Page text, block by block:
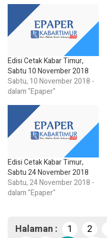
Edisi Cetak Kabar Timur,
Sabtu 10 November 2018
Sabtu, 10 November 2018 -
dalam "Epaper"
Edisi Cetak Kabar Timur,
Sabtu 24 November 2018
Sabtu, 24 November 2018 -
dalam "Epaper"
Halaman : 1 2